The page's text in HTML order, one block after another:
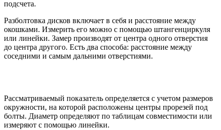
подсчета.
Разболтовка дисков включает в себя и расстояние между
окошками. Измерить его можно с помощью штангенциркуля
или линейки. Замер производят от центра одного отверстия
до центра другого. Есть два способа: расстояние между
соседними и самым дальними отверстиями.
Рассматриваемый показатель определяется с учетом размеров
окружности, на которой расположены центры прорезей под
болты. Диаметр определяют по таблицам совместимости или
измеряют с помощью линейки.